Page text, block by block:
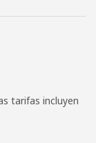
tu contraseña? →
tarifas incluyen